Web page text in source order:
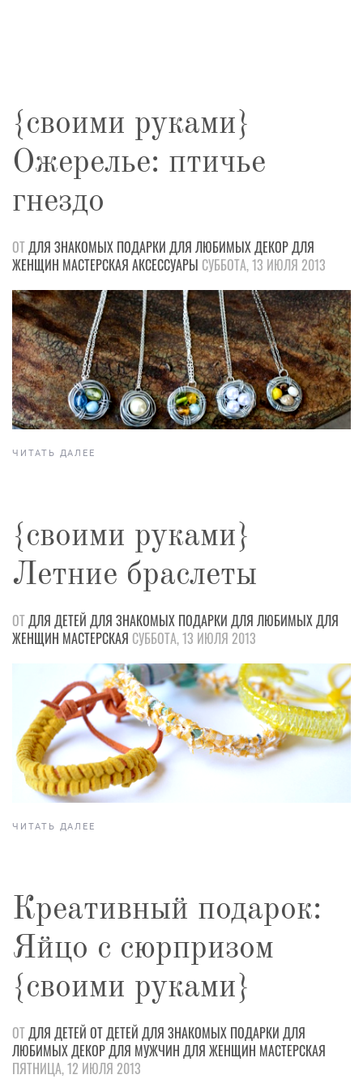
{своими руками}
Ожерелье: птичье
гнездо
ОТДЛЯ ЗНАКОМЫХ ПОДАРКИ ДЛЯ ЛЮБИМЫХДЕКОРДЛЯ
ЖЕНЩИН МАСТЕРСКАЯ АКСЕССУАРЫ СУББОТА, 13 ИЮЛЯ 2013
ЧИТАТЬ ДАЛЕЕ
{своими руками}
Летние браслеты
ОТДЛЯ ДЕТЕЙ ДЛЯ ЗНАКОМЫХ ПОДАРКИ ДЛЯ ЛЮБИМЫХДЛЯ
ЖЕНЩИН МАСТЕРСКАЯ СУББОТА, 13 ИЮЛЯ 2013
ЧИТАТЬ ДАЛЕЕ
Креативный подарок:
Яйцо с сюрпризом
{своими руками}
ОТДЛЯ ДЕТЕЙ ОТ ДЕТЕЙ ДЛЯ ЗНАКОМЫХ ПОДАРКИ ДЛЯ
ЛЮБИМЫХДЕКОРДЛЯ МУЖЧИН ДЛЯ ЖЕНЩИН МАСТЕРСКАЯ
ПЯТНИЦА, 12 ИЮЛЯ 2013